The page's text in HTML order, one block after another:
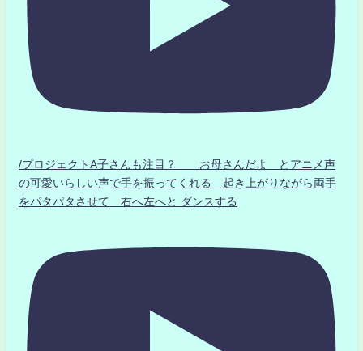
/プロジェクトA子さんも注目？ お母さんだよ とアニメ声
の可愛いらしい声で手を振ってくれる 起き上がりながら両手
をパタパタさせて 右へ左へと ダンスする